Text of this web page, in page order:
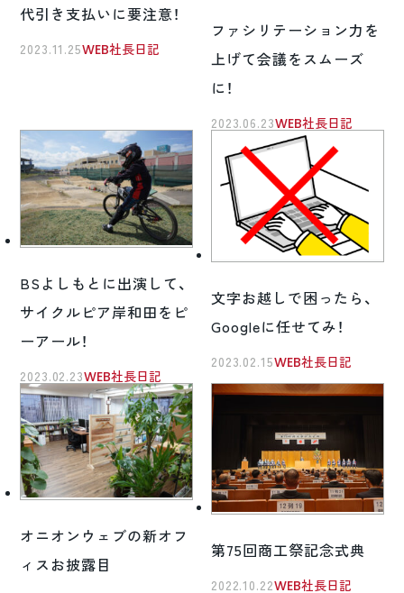
代引き支払いに要注意！
2023.11.25WEB社長日記
ファシリテーション力を
上げて会議をスムーズ
に！
2023.06.23WEB社長日記
BSよしもとに出演して、
サイクルピア岸和田をピ
ーアール！
2023.02.23WEB社長日記
文字お越しで困ったら、
Googleに任せてみ！
2023.02.15WEB社長日記
オニオンウェブの新オフ
ィスお披露目
第75回商工祭記念式典
2022.10.22WEB社長日記